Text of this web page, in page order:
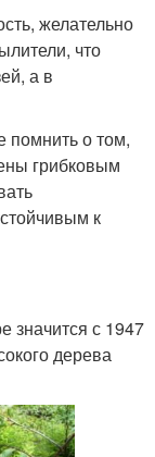
желательно
что
а в
помнить о том,
грибковым
к
значится с 1947
дерева